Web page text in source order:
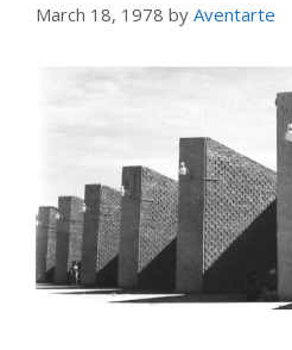
March 18, 1978 by Aventarte